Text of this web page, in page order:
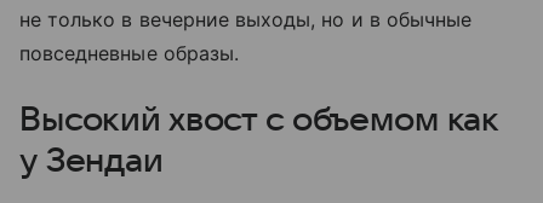
не только в вечерние выходы, но и в обычные
повседневные образы.
Высокий хвост с объемом как
у Зендаи